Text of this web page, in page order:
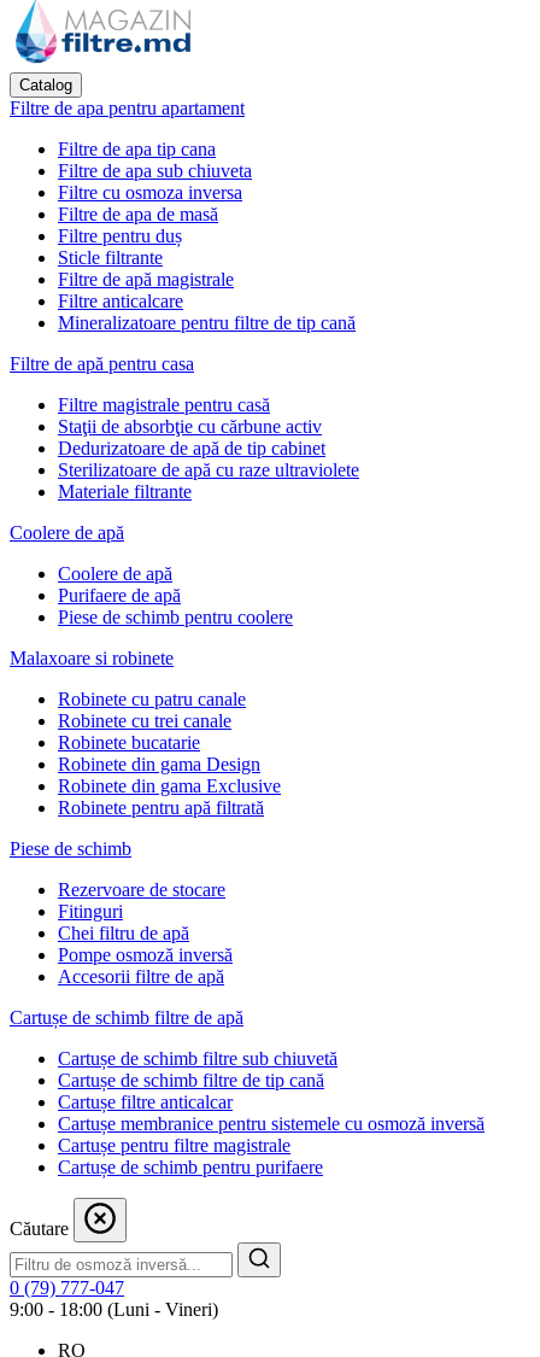
Catalog
Filtre de apa pentru apartament
Filtre de apa tip cana
Filtre de apa sub chiuveta
Filtre cu osmoza inversa
Filtre de apa de masă
Filtre pentru duș
Sticle filtrante
Filtre de apă magistrale
Filtre anticalcare
Mineralizatoare pentru filtre de tip cană
Filtre de apă pentru casa
Filtre magistrale pentru casă
Staţii de absorbţie cu cărbune activ
Dedurizatoare de apă de tip cabinet
Sterilizatoare de apă cu raze ultraviolete
Materiale filtrante
Coolere de apă
Сoolere de apă
Purifaere de apă
Piese de schimb pentru coolere
Malaxoare si robinete
Robinete cu patru canale
Robinete cu trei canale
Robinete bucatarie
Robinete din gama Design
Robinete din gama Exclusive
Robinete pentru apă filtrată
Piese de schimb
Rezervoare de stocare
Fitinguri
Chei filtru de apă
Pompe osmoză inversă
Accesorii filtre de apă
Cartușe de schimb filtre de apă
Cartușe de schimb filtre sub chiuvetă
Cartușe de schimb filtre de tip cană
Cartușe filtre anticalcar
Cartușe membranice pentru sistemele cu osmoză inversă
Cartușe pentru filtre magistrale
Cartușe de schimb pentru purifaere
Căutare
0 (79) 777-047
9:00 - 18:00 (Luni - Vineri)
RO